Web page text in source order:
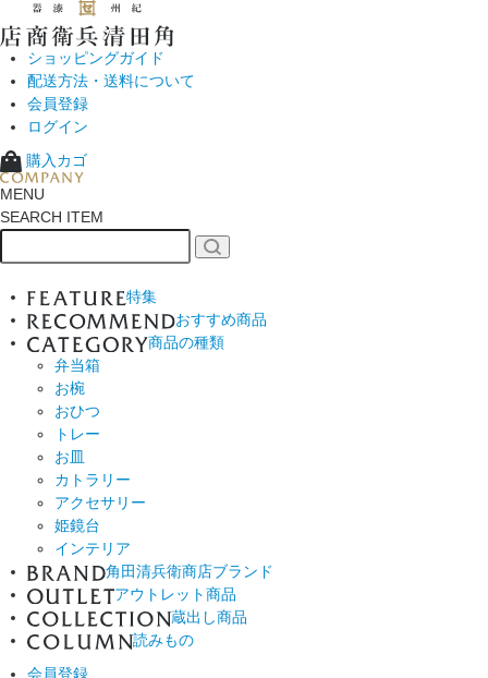
ショッピングガイド
配送方法・送料について
会員登録
ログイン
購入カゴ
MENU
SEARCH ITEM
特集
おすすめ商品
商品の種類
弁当箱
お椀
おひつ
トレー
お皿
カトラリー
アクセサリー
姫鏡台
インテリア
角田清兵衛商店ブランド
アウトレット商品
蔵出し商品
読みもの
会員登録